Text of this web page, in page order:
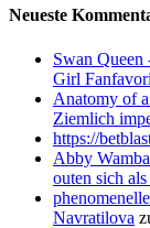
Neueste
Swan Queen
Girl
Anatomy of
Ziemlich
https://
Abby
outen sich
Navratilova